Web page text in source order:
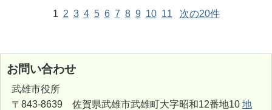
1 2 3 4 5 6 7 8 9 10 11 次の20件
お問い合わせ
武雄市役所
〒843-8639 佐賀県武雄市武雄町大字昭和12番地10 地